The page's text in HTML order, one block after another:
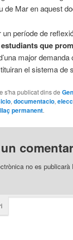
de Mar en aquest
un període de
que
major
el sistema de
s'ha publicat dins de
, documentacio,
permanent.
no es publicarà